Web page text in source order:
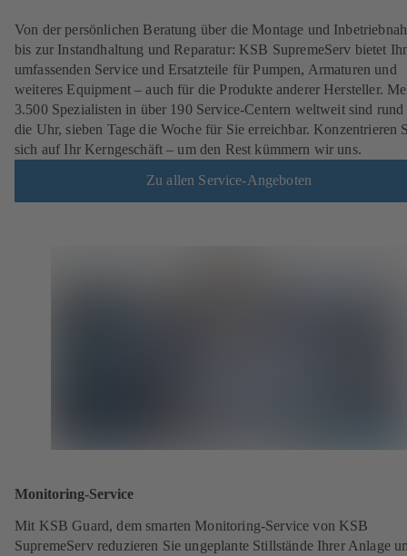
Von der persönlichen Beratung über die Montage und
bis zur Instandhaltung und Reparatur: KSB SupremeServ bietet
umfassenden Service und Ersatzteile für Pumpen, Armaturen und
weiteres Equipment – auch für die Produkte anderer Hersteller.
3.500 Spezialisten in über 190 Service-Centern weltweit sind rund
die Uhr, sieben Tage die Woche für Sie erreichbar. Konzentrieren
sich auf Ihr Kerngeschäft – um den Rest kümmern wir uns.
Zu allen Service-Angeboten
Monitoring-Service
Mit KSB Guard, dem smarten Monitoring-Service von KSB
SupremeServ reduzieren Sie ungeplante Stillstände Ihrer Anlage